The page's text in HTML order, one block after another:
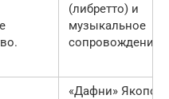
(либретто) и
музыкальное
сопровождение.
«Дафни» Якопо